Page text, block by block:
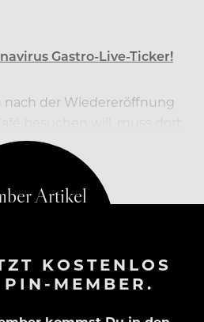
Gastro-Live-Ticker!
nach der Wiedereröffnung
hinterlegen.
KOSTENLOS
MEMBER.